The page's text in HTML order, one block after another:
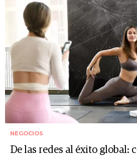
NEGOCIOS
De las redes al éxito global: